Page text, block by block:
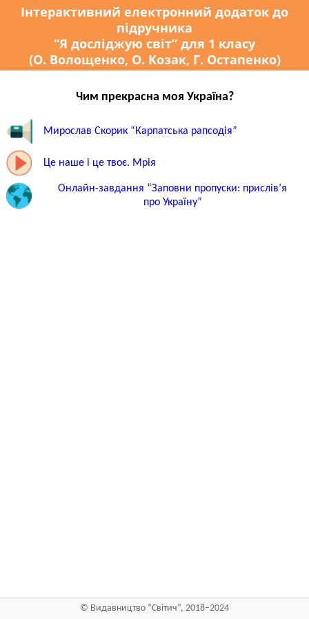
Інтерактивний електронний додаток до
підручника
“Я досліджую світ” для 1 класу
(О. Волощенко, О. Козак, Г. Остапенко)
Чим прекрасна моя Україна?
Мирослав Скорик “Карпатська рапсодія”
Це наше і це твоє. Мрія
Онлайн-завдання “Заповни пропуски: прислів’я
про Україну”
© Видавництво “Світич”, 2018–2024